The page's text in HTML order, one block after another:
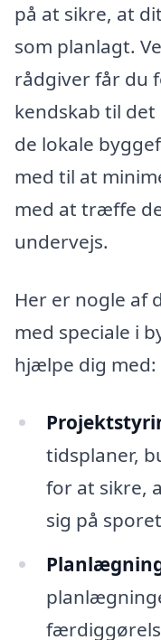
på at sikre, at
som planlagt.
rådgiver får du
kendskab til
de lokale
med til at
med at træffe
undervejs.
Her er nogle af
med speciale i
hjælpe dig med:
tidsplaner,
for at sikre,
sig på